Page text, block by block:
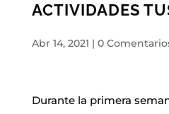
ACTIVIDADES
Abr 14, 2021 | 0
Durante la primera